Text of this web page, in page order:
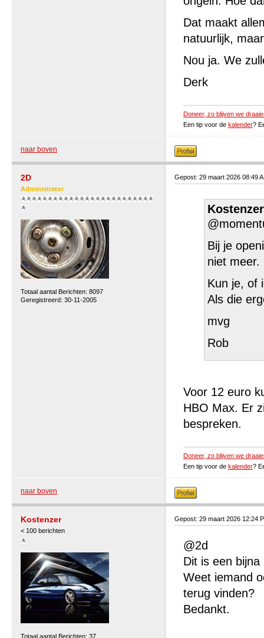
Dat maakt
natuurlijk,
Nou ja. We
Derk
Doneer, zo blijven we
Een tip voor de kalender?
naar boven
2D
Administrator
Totaal aantal Berichten: 8097
Geregistreerd: 30-11-2005
Gepost: 29 maart 2026 08:49
Bij je
niet meer.
Kun je, of
Als die
mvg
Rob
Voor 12 euro
HBO Max. Er
bespreken.
Doneer, zo blijven we
Een tip voor de kalender?
naar boven
Kostenzer
< 100 berichten
Totaal aantal Berichten: 37
Gepost: 29 maart 2026 12:24
@2d
Dit is een
Weet iemand
terug vinden?
Bedankt.